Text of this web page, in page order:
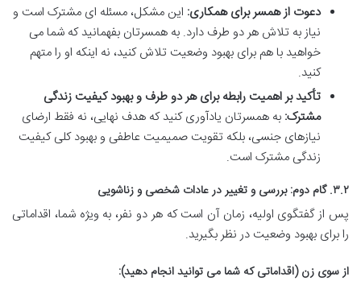
دعوت از همسر برای همکاری: این مشکل، مسئله ای مشترک است و
نیاز به تلاش هر دو طرف دارد. به همسرتان بفهمانید که شما می
خواهید با هم برای بهبود وضعیت تلاش کنید، نه اینکه او را متهم
کنید.
تأکید بر اهمیت رابطه برای هر دو طرف و بهبود کیفیت زندگی
مشترک: به همسرتان یادآوری کنید که هدف نهایی، نه فقط ارضای
نیازهای جنسی، بلکه تقویت صمیمیت عاطفی و بهبود کلی کیفیت
زندگی مشترک است.
۳.۲. گام دوم: بررسی و تغییر در عادات شخصی و زناشویی
پس از گفتگوی اولیه، زمان آن است که هر دو نفر، به ویژه شما، اقداماتی
را برای بهبود وضعیت در نظر بگیرید.
از سوی زن (اقداماتی که شما می توانید انجام دهید):